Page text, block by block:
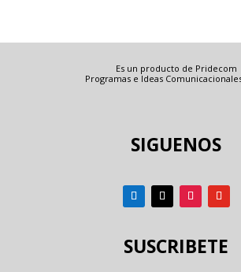
Es un producto de Pridecom
Programas e Ideas Comunicacionales
SIGUENOS
SUSCRIBETE